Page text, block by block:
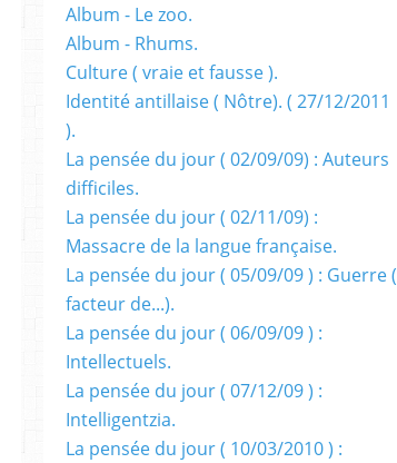
Album - Le zoo.
Album - Rhums.
Culture ( vraie et fausse ).
Identité antillaise ( Nôtre). ( 27/12/2011
).
La pensée du jour ( 02/09/09) : Auteurs
difficiles.
La pensée du jour ( 02/11/09) :
Massacre de la langue française.
La pensée du jour ( 05/09/09 ) : Guerre (
facteur de...).
La pensée du jour ( 06/09/09 ) :
Intellectuels.
La pensée du jour ( 07/12/09 ) :
Intelligentzia.
La pensée du jour ( 10/03/2010 ) :